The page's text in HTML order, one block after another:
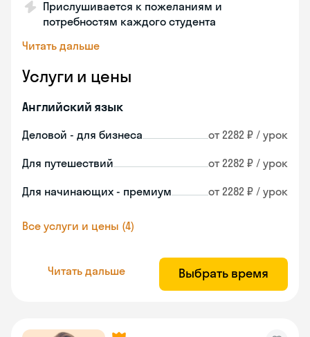
Прислушивается к пожеланиям и
потребностям каждого студента
Читать дальше
Услуги и цены
Английский язык
Деловой - для бизнеса от 2282 ₽ / урок
Для путешествий от 2282 ₽ / урок
Для начинающих - премиум от 2282 ₽ / урок
Все услуги и цены (4)
Читать дальше Выбрать время